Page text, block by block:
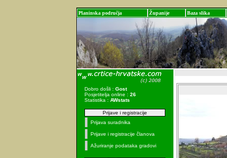
Planinska područja Županije Baza slika
Dobro došli : Gost
Posjetitelja online : 26
Statistika : AWstats
Prijave i registracije
Prijava suradnika
Prijave i registracije članova
Ažuriranje podataka gradovi